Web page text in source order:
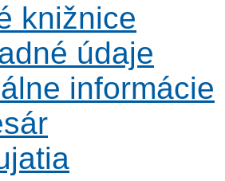
knižnice
údaje
informácie